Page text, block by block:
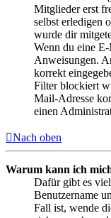
Mitglieder erst
selbst erledigen
wurde dir
Wenn du eine
Anweisungen.
korrekt
Filter blockiert
Mail-Adresse
einen
Nach oben
Warum kann ich
Dafür gibt es
Benutzername
Fall ist, wende